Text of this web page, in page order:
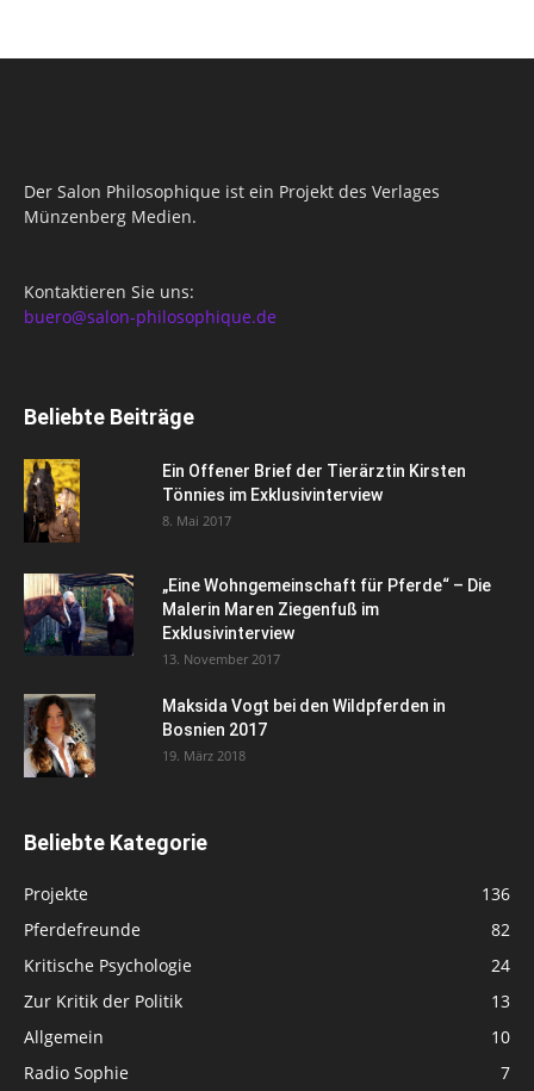
Der Salon Philosophique ist ein Projekt des Verlages
Münzenberg Medien.
Kontaktieren Sie uns:
buero@salon-philosophique.de
Beliebte Beiträge
Ein Offener Brief der Tierärztin Kirsten
Tönnies im Exklusivinterview
8. Mai 2017
„Eine Wohngemeinschaft für Pferde“ – Die
Malerin Maren Ziegenfuß im
Exklusivinterview
13. November 2017
Maksida Vogt bei den Wildpferden in
Bosnien 2017
19. März 2018
Beliebte Kategorie
Projekte
136
Pferdefreunde
82
Kritische Psychologie
24
Zur Kritik der Politik
13
Allgemein
10
Radio Sophie
7